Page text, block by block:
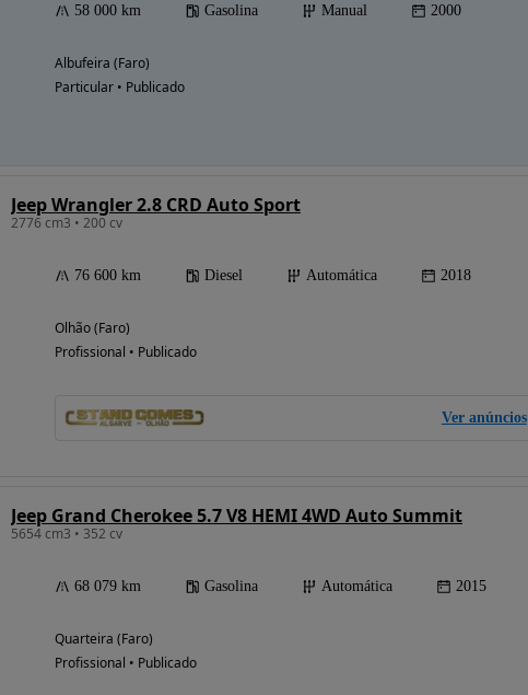
financiamento
58 000 km Gasolina Manual 2000
Albufeira (Faro)
Particular • Publicado
Jeep Wrangler 2.8 CRD Auto Sport
2776 cm3 • 200 cv
76 600 km Diesel Automática 2018
Olhão (Faro)
Profissional • Publicado
Ver anúncios
Jeep Grand Cherokee 5.7 V8 HEMI 4WD Auto Summit
5654 cm3 • 352 cv
68 079 km Gasolina Automática 2015
Quarteira (Faro)
Profissional • Publicado